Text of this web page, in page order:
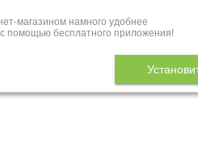
магазином намного удобнее
с помощью бесплатного приложения!